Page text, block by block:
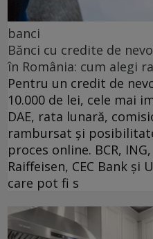
banci
Bănci cu credite de
în România: cum alegi
Pentru un credit de
10.000 de lei, cele mai
DAE, rata lunară,
rambursat și
proces online. BCR,
Raiffeisen, CEC Bank
care pot fi s